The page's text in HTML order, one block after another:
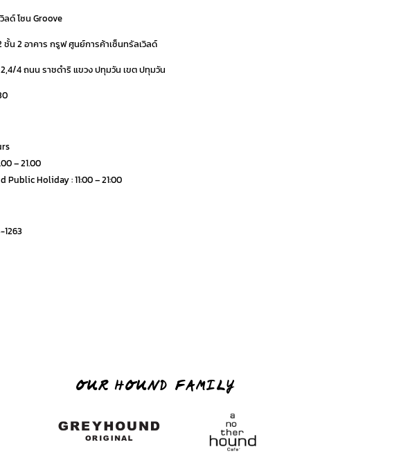
ลด์ โซน Groove
ชั้น 2 อาคาร กรูฟ ศูนย์การค้าเซ็นทรัลเวิลด์
4 ถนน ราชดำริ แขวง ปทุมวัน เขต ปทุมวัน
– 21.00
Public Holiday :11:00 – 21:00
1263
OUR HOUND FAMILY